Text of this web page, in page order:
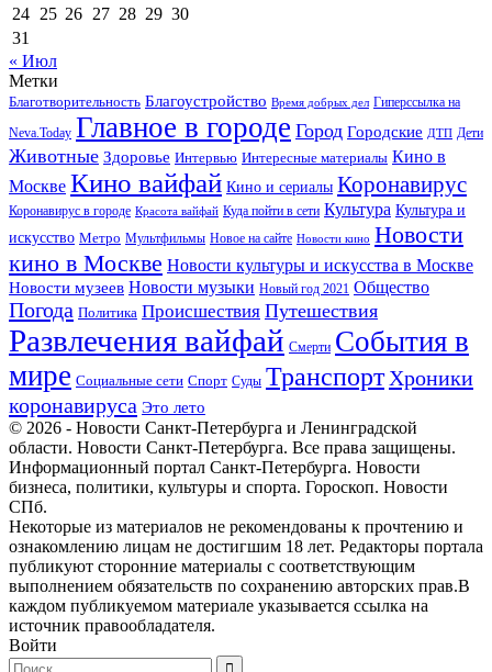
24 25 26 27 28 29 30
31
« Июл
Метки
Благотворительность Благоустройство Время добрых дел Гиперссылка на
Neva.Today Главное в городе Город Городские ДТП Дети
Животные Здоровье Интервью Интересные материалы Кино в
Москве Кино вайфай Кино и сериалы Коронавирус
Коронавирус в городе Красота вайфай Куда пойти в сети Культура Культура и
искусство Метро Мультфильмы Новое на сайте Новости кино Новости
кино в Москве Новости культуры и искусства в Москве
Новости музеев Новости музыки Новый год 2021 Общество
Погода Политика Происшествия Путешествия
Развлечения вайфай Смерти События в
мире Социальные сети Спорт Суды Транспорт Хроники
коронавируса Это лето
© 2026 - Новости Санкт-Петербурга и Ленинградской
области. Новости Санкт-Петербурга. Все права защищены.
Информационный портал Санкт-Петербурга. Новости
бизнеса, политики, культуры и спорта. Гороскоп. Новости
СПб.
Некоторые из материалов не рекомендованы к прочтению и
ознакомлению лицам не достигшим 18 лет. Редакторы портала
публикуют сторонние материалы с соответствующим
выполнением обязательств по сохранению авторских прав.В
каждом публикуемом материале указывается ссылка на
источник правообладателя.
Войти